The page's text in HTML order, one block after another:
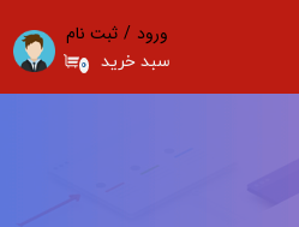
ورود / ثبت نام
۰ سبد خرید